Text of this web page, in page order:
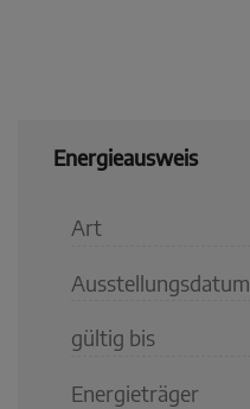
Energieausweis
Art
Ausstellungsdatum
gültig bis
Energieträger